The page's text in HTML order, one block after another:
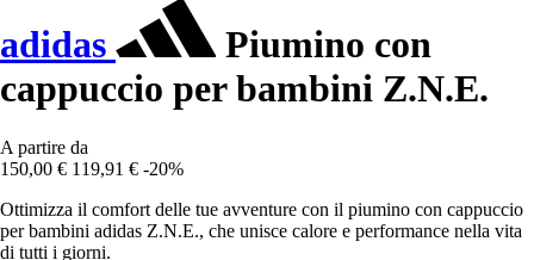
adidas
Piumino con
cappuccio per bambini Z.N.E.
A partire da
150,00 € 119,91 € -20%
Ottimizza il comfort delle tue avventure con il piumino con cappuccio
per bambini adidas Z.N.E., che unisce calore e performance nella vita
di tutti i giorni.